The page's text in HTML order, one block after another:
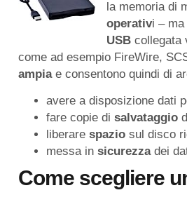
la memoria di
operativi – ma
USB collegata
come ad esempio FireWire,
ampiae consentono quindi di
avere a disposizione dati
fare copie di salvataggio
liberare spazio sul disco
messa in sicurezzadei
Come scegliere